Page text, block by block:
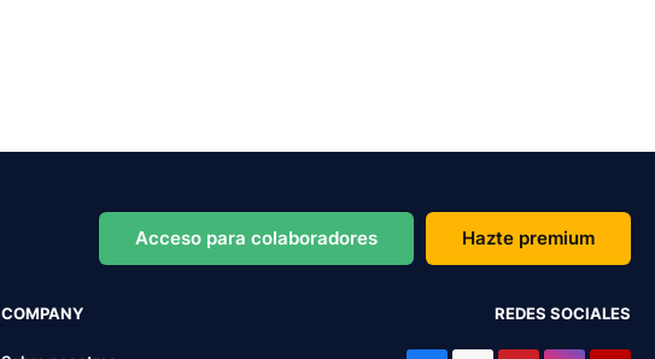
Acceso para colaboradores Hazte premium
COMPANY REDES SOCIALES